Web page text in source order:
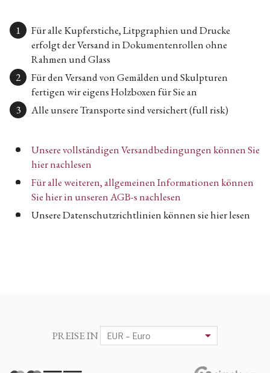
Für alle Kupferstiche, Litpgraphien und Drucke
erfolgt der Versand in Dokumentenrollen ohne
Rahmen und Glass
Für den Versand von Gemälden und Skulpturen
fertigen wir eigens Holzboxen für Sie an
Alle unsere Transporte sind versichert (full risk)
Unsere vollständigen Versandbedingungen können Sie
hier nachlesen
Für alle weiteren, allgemeinen Informationen können
Sie hier in unseren AGB-s nachlesen
Unsere Datenschutzrichtlinien können sie hier lesen
PREISE IN